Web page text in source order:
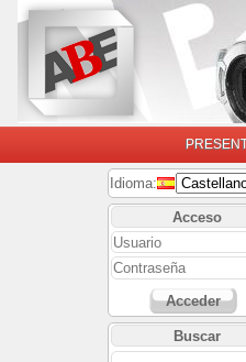
Idioma:
Acceso
Acceder
Buscar